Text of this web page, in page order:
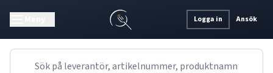
Logga in Ansök